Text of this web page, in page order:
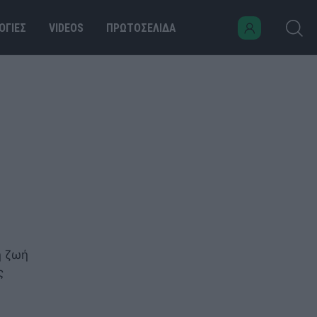
VIDEOS ΠΡΩΤΟΣΕΛΙΔΑ
ζωή